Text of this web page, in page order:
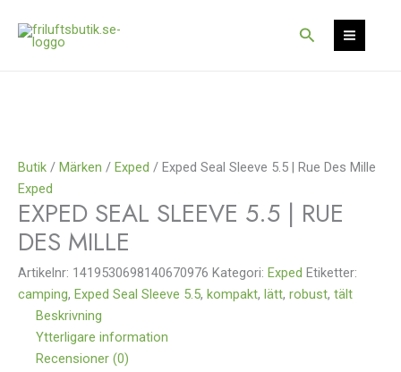
Sök
Butik / Märken / Exped / Exped Seal Sleeve 5.5 | Rue Des Mille
Exped
EXPED SEAL SLEEVE 5.5 | RUE
DES MILLE
Artikelnr: 1419530698140670976 Kategori: Exped Etiketter:
camping, Exped Seal Sleeve 5.5, kompakt, lätt, robust, tält
Beskrivning
Ytterligare information
Recensioner (0)
Rea!
ursprungliga